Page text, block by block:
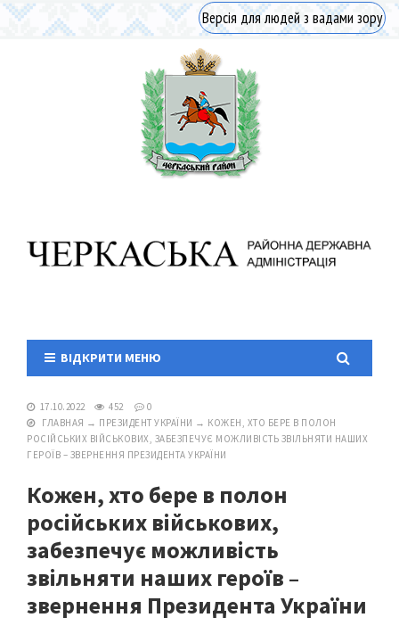
Версія для людей з вадами зору
ВІДКРИТИ МЕНЮ
17.10.2022 452
0
ГЛАВНАЯ → ПРЕЗИДЕНТ УКРАЇНИ → КОЖЕН, ХТО БЕРЕ В ПОЛОН
РОСІЙСЬКИХ ВІЙСЬКОВИХ, ЗАБЕЗПЕЧУЄ МОЖЛИВІСТЬ ЗВІЛЬНЯТИ НАШИХ
ГЕРОЇВ – ЗВЕРНЕННЯ ПРЕЗИДЕНТА УКРАЇНИ
Кожен, хто бере в полон
російських військових,
забезпечує можливість
звільняти наших героїв –
звернення Президента України